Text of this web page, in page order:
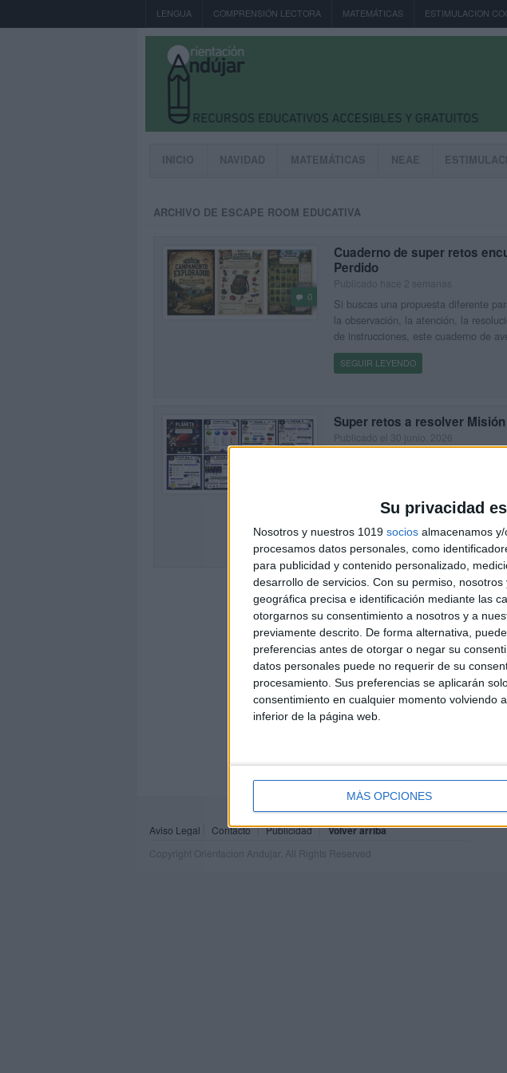
Su privacidad
Nosotros y nuestros 1019 socios almacenamos
procesamos datos personales, como
para publicidad y contenido personalizado,
desarrollo de servicios. Con su permiso,
geográfica precisa e identificación mediante las
otorgarnos su consentimiento a nosotros y a
previamente descrito. De forma alternativa,
preferencias antes de otorgar o negar su
datos personales puede no requerir de su
procesamiento. Sus preferencias se aplicarán
consentimiento en cualquier momento volviendo
inferior de la página web.
MÁS OPCIONES
LENGUA COMPRENSIÓN LECTORA MATEMÁTICAS ESTIMULACION
INICIO NAVIDAD MATEMÁTICAS NEAE
ARCHIVO DE ESCAPE ROOM EDUCATIVA
0
Cuaderno de super retos
Perdido
Si buscas una propuesta diferente
la observación, la atención, la
de instrucciones, este cuaderno de
SEGUIR LEYENDO
Super retos a resolver
Publicado el 30 junio, 2026
🚀 MISIÓN PLANETA X: Una
pensamiento matemático para
diferente, motivador y lleno de
SEGUIR LEYENDO
Aviso Legal Contacto Publicidad Volver arriba
Copyright Orientacion Andujar. All Rights Reserved